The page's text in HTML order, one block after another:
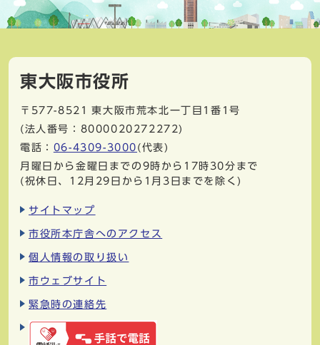
東大阪市役所
〒577-8521
東大阪市荒本北一丁目1番1号
(法人番号：8000020272272)
電話： 06-4309-3000 (代表)
月曜日から金曜日までの9時から17時30分まで
(祝休日、12月29日から1月3日までを除く)
サイトマップ
市役所本庁舎へのアクセス
個人情報の取り扱い
市ウェブサイト
緊急時の連絡先